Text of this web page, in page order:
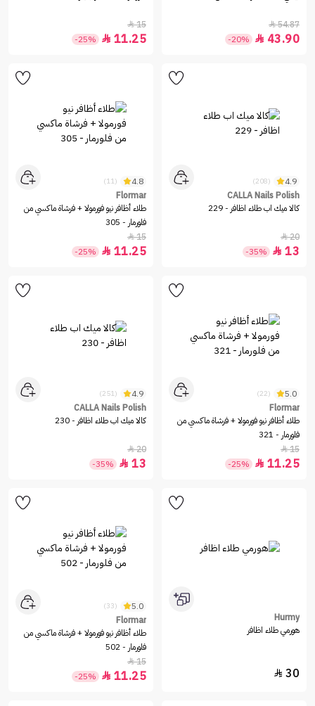
54.87

43.90

-20%
15

11.25

-25%
4.9
(208)
CALLA Nails Polish
كالا ميك اب طلاء اظافر - 229
20

13

-35%
4.8
(11)
Flormar
طلاء أظافر نيو فورمولا + فرشاة ماكسي من
فلورمار - 305
15

11.25

-25%
5.0
(22)
Flormar
طلاء أظافر نيو فورمولا + فرشاة ماكسي من
فلورمار - 321
15

11.25

-25%
4.9
(251)
CALLA Nails Polish
كالا ميك اب طلاء اظافر - 230
20

13

-35%
Hurmy
هورمي طلاء اظافر
30

5.0
(33)
Flormar
طلاء أظافر نيو فورمولا + فرشاة ماكسي من
فلورمار - 502
15

11.25

-25%